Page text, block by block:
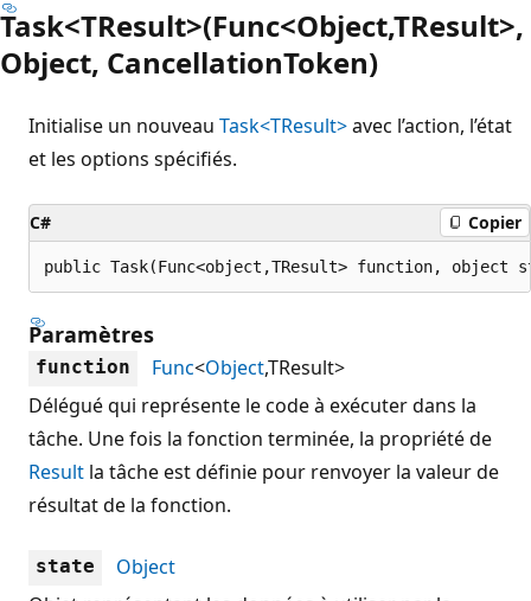
Task<TResult>(Func<Object,TResult>,
Object, CancellationToken)
Initialise un nouveau Task<TResult>avec l’action, l’état
et les options spécifiés.
C# Copier
public Task(Func<object,TResult> function, object
Paramètres
function Func<Object,TResult>
Délégué qui représente le code à exécuter dans la
tâche. Une fois la fonction terminée, la propriété de
Result la tâche est définie pour renvoyer la valeur de
résultat de la fonction.
state
Object